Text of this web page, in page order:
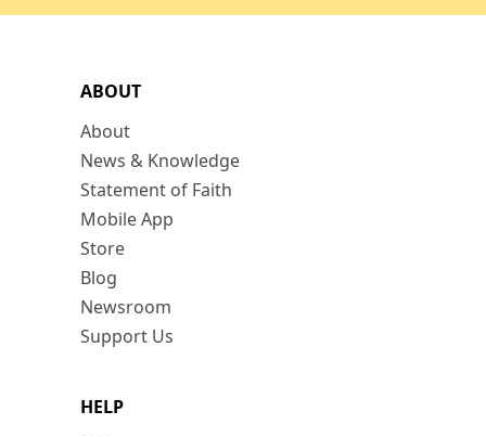
ABOUT
About
News & Knowledge
Statement of Faith
Mobile App
Store
Blog
Newsroom
Support Us
HELP